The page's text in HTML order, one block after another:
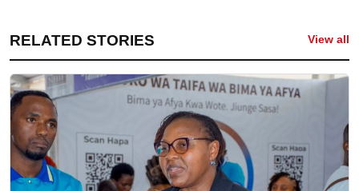
RELATED STORIES View all